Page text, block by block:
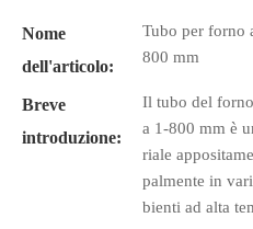
Nome
dell'articolo:
Tubo per forno
800 mm
Breve
introduzione:
Il tubo del
a 1-800 mm è
riale
palmente in
bienti ad alta